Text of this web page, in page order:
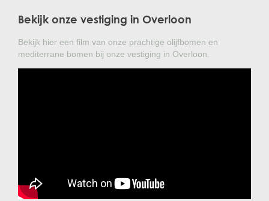
Bekijk onze vestiging in Overloon
Bekijk hier een film van onze prachtige olijfbomen en
mediterrane bomen bij onze vestiging in Overloon.